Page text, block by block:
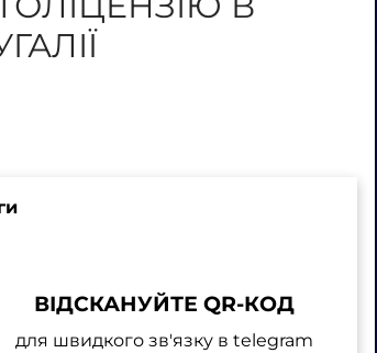
ВІДСКАНУЙТЕ QR-КОД
для швидкого зв'язку в telegram